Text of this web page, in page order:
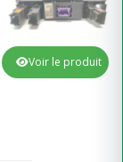
Voir le produit